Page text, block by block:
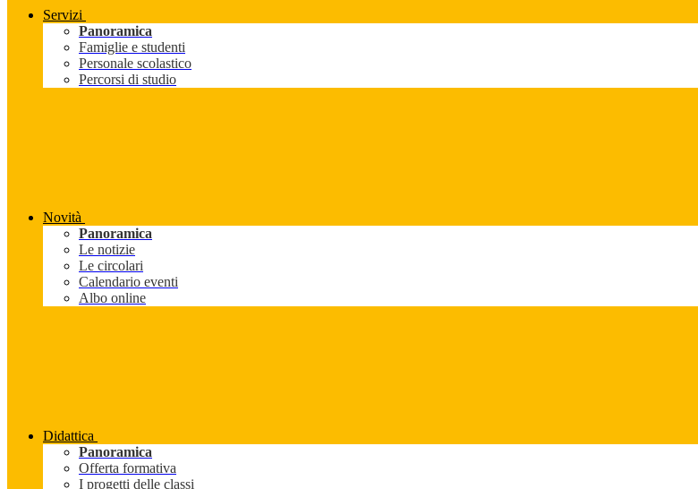
Servizi
Panoramica
Famiglie e studenti
Personale scolastico
Percorsi di studio
Novità
Panoramica
Le notizie
Le circolari
Calendario eventi
Albo online
Didattica
Panoramica
Offerta formativa
I progetti delle classi